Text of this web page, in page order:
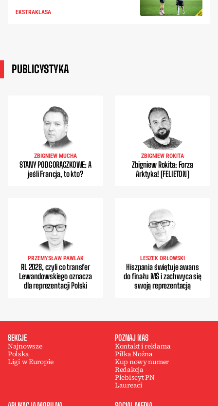
EKSTRAKLASA
PUBLICYSTYKA
ZBIGNIEW MUCHA
STANY PODGORĄCZKOWE: A
jeśli Francja, to kto?
ZBIGNIEW ROKITA
Zbigniew Rokita: Forza
Arktyka! [FELIETON]
PRZEMYSŁAW PAWLAK
RL 2028, czyli co transfer
Lewandowskiego oznacza
dla reprezentacji Polski
LESZEK ORŁOWSKI
Hiszpania świętuje awans
do finału MŚ i zachwyca się
swoją reprezentacją
SEKCJE
Najnowsze
Polska
Ligi w Europie
POZNAJ NAS
Kontakt i reklama
Piłka Nożna
Kup nowy numer
Redakcja
Plebiscyt PN
Laureaci